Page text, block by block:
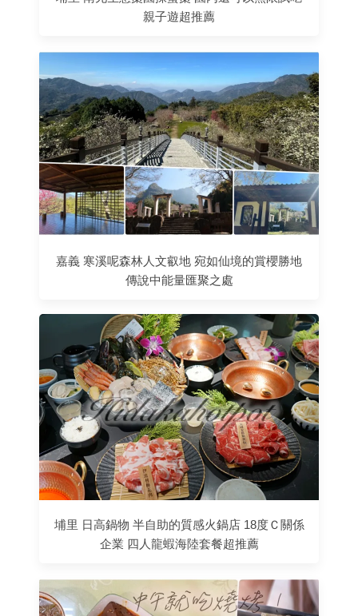
親子遊超推薦
嘉義 寒溪呢森林人文叡地 宛如仙境的賞櫻勝地
傳說中能量匯聚之處
埔里 日高鍋物 半自助的質感火鍋店 18度Ｃ關係
企業 四人龍蝦海陸套餐超推薦